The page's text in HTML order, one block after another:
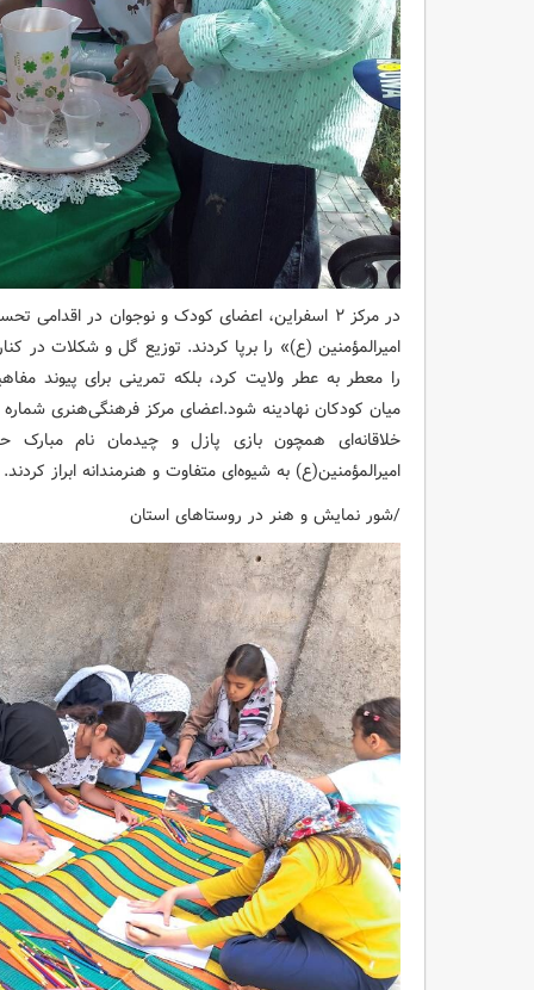
در مرکز ۲ اسفراین، اعضای کودک و نوجوان در
امیرالمؤمنین (ع)» را برپا کردند. توزیع گل و شکلات در
را معطر به عطر ولایت کرد، بلکه تمرینی برای پیوند
میان کودکان نهادینه شود.اعضای مرکز فرهنگی‌هنری
خلاقانه‌ای همچون بازی پازل و چیدمان نام
امیرالمؤمنین(ع) به شیوه‌ای متفاوت و هنرمندانه ابراز کردند.
/شور نمایش و هنر در روستاهای استان